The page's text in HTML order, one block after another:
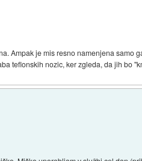
Ampak je mis resno namenjena samo
teflonskih nozic, ker zgleda, da jih bo